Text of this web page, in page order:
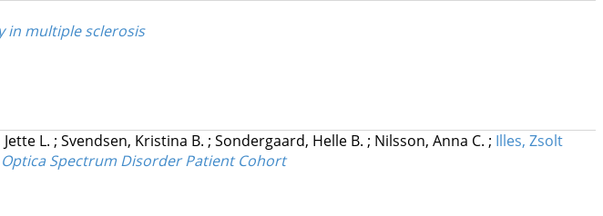
in multiple sclerosis
L. ; Svendsen, Kristina B. ; Sondergaard, Helle B. ; Nilsson, Anna C. ; Illes, Zsolt
Spectrum Disorder Patient Cohort